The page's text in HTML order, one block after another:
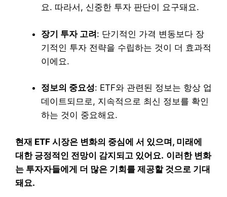
요. 따라서, 신중한 투자 판단이 요구돼요.
장기 투자 고려: 단기적인 가격 변동보다 장
기적인 투자 전략을 수립하는 것이 더 효과적
이에요.
정보의 중요성: ETF와 관련된 정보는 항상 업
데이트되므로, 지속적으로 최신 정보를 확인
하는 것이 중요해요.
현재 ETF 시장은 변화의 중심에 서 있으며, 미래에
대한 긍정적인 전망이 감지되고 있어요. 이러한 변화
는 투자자들에게 더 많은 기회를 제공할 것으로 기대
돼요.